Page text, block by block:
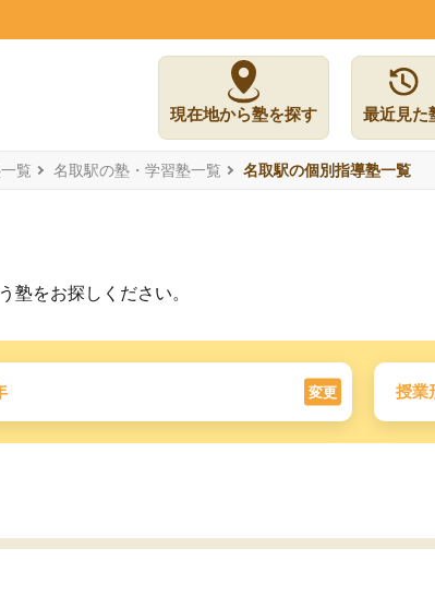
現在地から塾を探す 最近見た
覧 名取駅の塾・学習塾一覧 名取駅の個別指導塾一覧
塾をお探しください。
変更 授業